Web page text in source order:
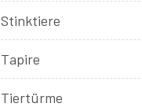
Stinktiere
Tapire
Tiertürme